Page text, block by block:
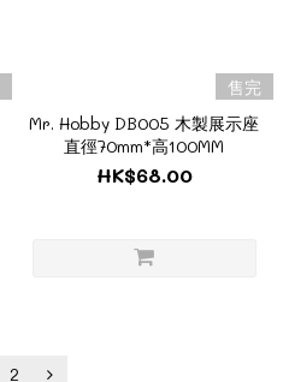
售完
Mr. Hobby DB005 木製展示座
直徑70mm*高100MM
HK$68.00
2